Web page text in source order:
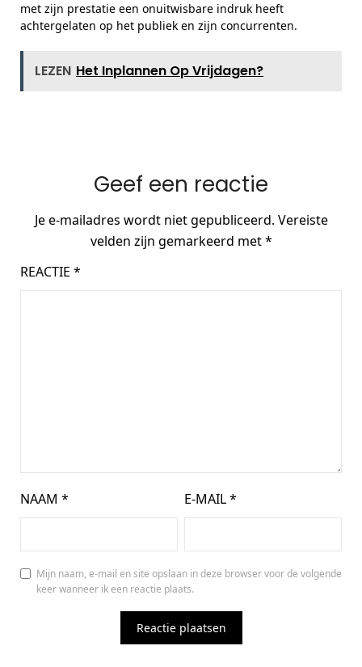
met zijn prestatie een onuitwisbare indruk heeft
achtergelaten op het publiek en zijn concurrenten.
LEZEN Het Inplannen Op Vrijdagen?
Geef een reactie
Je e-mailadres wordt niet gepubliceerd. Vereiste
velden zijn gemarkeerd met*
REACTIE *
NAAM * E-MAIL*
Mijn naam, e-mail en site opslaan in deze browser voor de volgende
keer wanneer ik een reactie plaats.